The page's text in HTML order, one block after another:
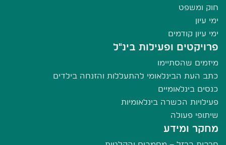
חוק ומשפט
ימי עיון
ימי עיון קודמים
פרויקטים ופעילות בינ"ל
מיזמים שהסתיימו
כתב העת הבינלאומי להתעללות והזנחה בילדים
כנסים בינלאומיים
פעילויות הכשרה בינלאומיות
שיתופי פעולה
מחקר ומידע